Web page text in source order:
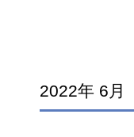
2022年 6月